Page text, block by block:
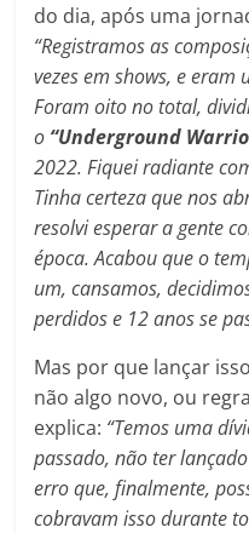
do dia, após uma
“Registramos as
vezes em shows, e eram
Foram oito no total,
o “Underground
2022. Fiquei radiante
Tinha certeza que nos
resolvi esperar a gente
época. Acabou que o
um, cansamos,
perdidos e 12 anos se
Mas por que lançar
não algo novo, ou
explica: “Temos uma
passado, não ter
erro que, finalmente,
cobravam isso durante